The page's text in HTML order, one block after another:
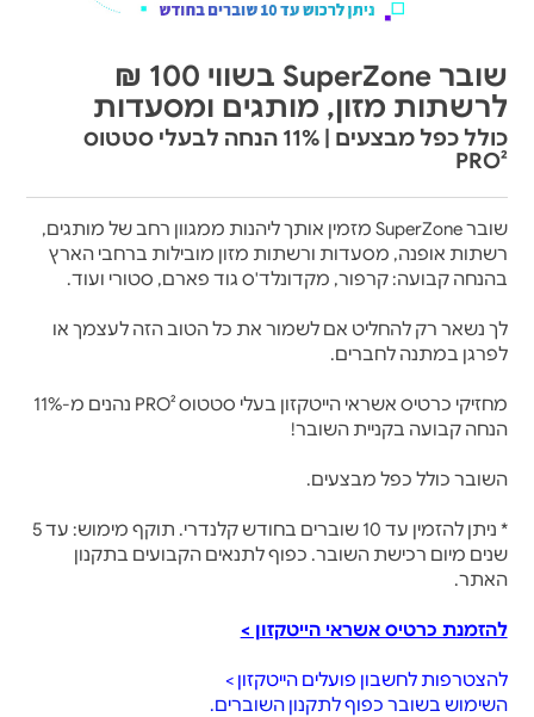
שובר SuperZone בשווי 100 ₪
לרשתות מזון, מותגים ומסעדות
כולל כפל מבצעים | 11% הנחה לבעלי סטטוס
PRO²
שובר SuperZone מזמין אותך ליהנות ממגוון רחב של מותגים,
רשתות אופנה, מסעדות ורשתות מזון מובילות ברחבי הארץ
בהנחה קבועה: קרפור, מקדונלד'ס גוד פארם, סטורי ועוד.
לך נשאר רק להחליט אם לשמור את כל הטוב הזה לעצמך או
לפרגן במתנה לחברים.
מחזיקי כרטיס אשראי הייטקזון בעלי סטטוס PRO² נהנים מ-11%
הנחה קבועה בקניית השובר!
השובר כולל כפל מבצעים.
* ניתן להזמין עד 10 שוברים בחודש קלנדרי. תוקף מימוש: עד 5
שנים מיום רכישת השובר. כפוף לתנאים הקבועים בתקנון
האתר.
להזמנת כרטיס אשראי הייטקזון >
להצטרפות לחשבון פועלים הייטקזון >
השימוש בשובר כפוף לתקנון השוברים.